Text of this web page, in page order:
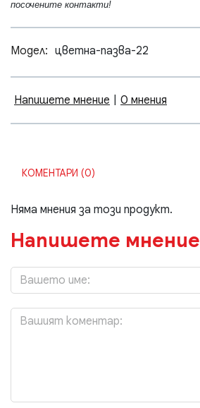
посочените контакти!
Модел: цветна-пазва-22
Напишете мнение 0 мнения
КОМЕНТАРИ (0)
Няма мнения за този продукт.
Напишете мнение